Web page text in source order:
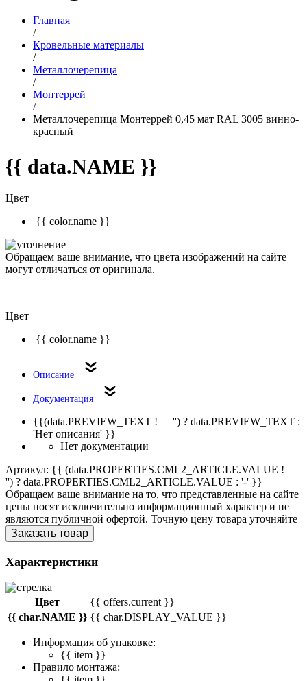
Главная
/
Кровельные материалы
/
Металлочерепица
/
Монтеррей
/
Металлочерепица Монтеррей 0,45 мат RAL 3005 винно-
красный
{{ data.NAME }}
Цвет
{{ color.name }}
Обращаем ваше внимание, что цвета изображений на сайте
могут отличаться от оригинала.
Цвет
{{ color.name }}
Описание
Документация
{{(data.PREVIEW_TEXT !== '') ? data.PREVIEW_TEXT :
'Нет описания' }}
Нет документации
Артикул: {{ (data.PROPERTIES.CML2_ARTICLE.VALUE !==
'') ? data.PROPERTIES.CML2_ARTICLE.VALUE : '-' }}
Обращаем ваше внимание на то, что представленные на сайте
цены носят исключительно информационный характер и не
являются публичной офертой. Точную цену товара уточняйте
Заказать товар
Характеристики
Цвет
{{ offers.current }}
{{ char.NAME }} {{ char.DISPLAY_VALUE }}
Информация об упаковке:
{{ item }}
Правило монтажа: